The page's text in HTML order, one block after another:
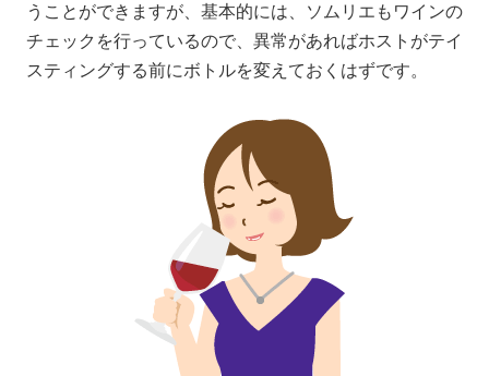
うことができますが、基本的には、ソムリエもワインの
チェックを行っているので、異常があればホストがテイ
スティングする前にボトルを変えておくはずです。